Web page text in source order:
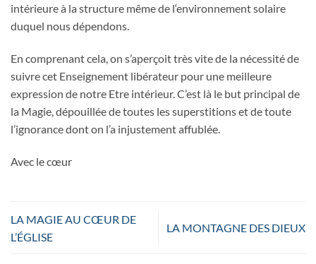
intérieure à la structure même de l‘environnement solaire
duquel nous dépendons.
En comprenant cela, on s’aperçoit très vite de la nécessité de
suivre cet Enseignement libérateur pour une meilleure
expression de notre Etre intérieur. C’est là le but principal de
la Magie, dépouillée de toutes les superstitions et de toute
l’ignorance dont on l’a injustement affublée.
Avec le cœur
LA MAGIE AU CŒUR DE
L’ÉGLISE
LA MONTAGNE DES DIEUX